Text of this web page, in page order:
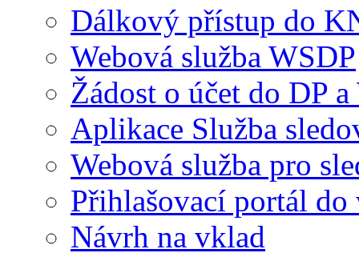
Dálkový přístup do
Webová služba WSDP
Žádost o účet do DP
Aplikace Služba
Webová služba pro
Přihlašovací portál
Návrh na vklad